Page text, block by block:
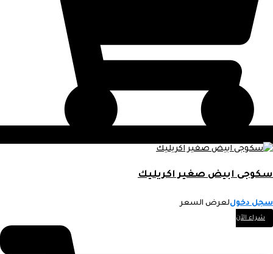
سكوجى ابيض صغير اكريليك
سجل دخوللعرض السعر
شراء الآن